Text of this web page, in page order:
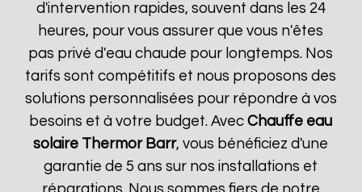
d'intervention rapides, souvent dans les 24
heures, pour vous assurer que vous n'êtes
pas privé d'eau chaude pour longtemps. Nos
tarifs sont compétitifs et nous proposons des
solutions personnalisées pour répondre à vos
besoins et à votre budget. AvecChauffe eau
solaire Thermor Barr, vous bénéficiez d'une
garantie de 5 ans sur nos installations et